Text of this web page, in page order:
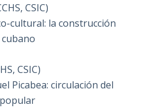
CSIC)
cultural: la construcción
CSIC)
Picabea: circulación del